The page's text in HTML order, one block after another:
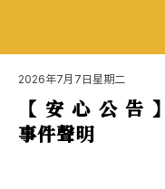
2026年7月7日星期二
【 安 心 公 告
事件聲明